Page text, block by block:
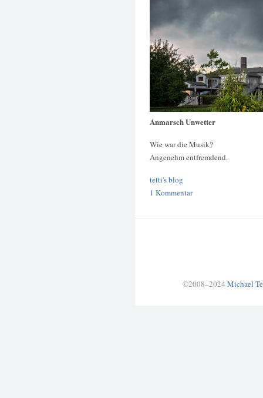
Anmarsch Unwetter
Wie war die Musik?
Angenehm entfremdend.
tetti's blog
1 Kommentar
©2008–2024 Michael